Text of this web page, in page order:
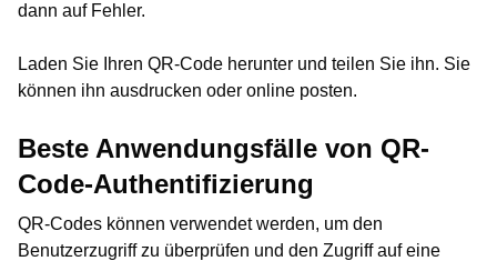
dann auf Fehler.
Laden Sie Ihren QR-Code herunter und teilen Sie ihn. Sie
können ihn ausdrucken oder online posten.
Beste Anwendungsfälle von QR-
Code-Authentifizierung
QR-Codes können verwendet werden, um den
Benutzerzugriff zu überprüfen und den Zugriff auf eine